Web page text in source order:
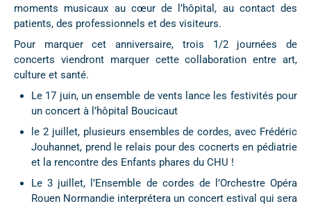
moments musicaux au cœur de l’hôpital, au contact des
patients, des professionnels et des visiteurs.
Pour marquer cet anniversaire, trois 1/2 journées de
concerts viendront marquer cette collaboration entre art,
culture et santé.
Le 17 juin, un ensemble de vents lance les festivités pour
un concert à l’hôpital Boucicaut
le 2 juillet, plusieurs ensembles de cordes, avec Frédéric
Jouhannet, prend le relais pour des cocnerts en pédiatrie
et la rencontre des Enfants phares du CHU !
Le 3 juillet, l’Ensemble de cordes de l’Orchestre Opéra
Rouen Normandie interprétera un concert estival qui sera